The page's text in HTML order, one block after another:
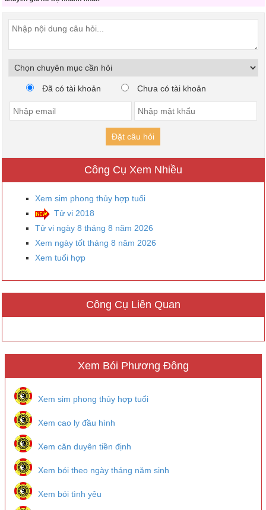
Đã có tài khoản Chưa có tài khoản
Đặt câu hỏi
Công Cụ Xem Nhiều
Xem sim phong thủy hợp tuổi
Tử vi 2018
Tử vi ngày 8 tháng 8 năm 2026
Xem ngày tốt tháng 8 năm 2026
Xem tuổi hợp
Công Cụ Liên Quan
Xem Bói Phương Đông
Xem sim phong thủy hợp tuổi
Xem cao ly đầu hình
Xem căn duyên tiền định
Xem bói theo ngày tháng năm sinh
Xem bói tình yêu